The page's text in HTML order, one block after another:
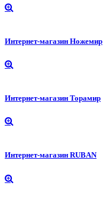
Интернет-магазин Ножемир
Интернет-магазин Торамир
Интернет-магазин RUBAN